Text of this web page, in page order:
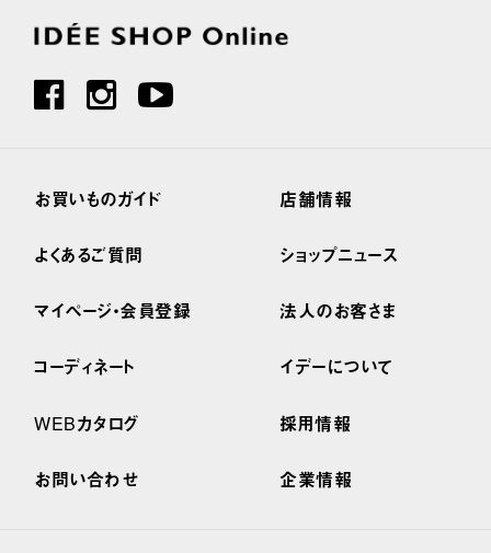
お買いものガイド
よくあるご質問
マイページ・会員登録
コーディネート
WEBカタログ
お問い合わせ
店舗情報
ショップニュース
法人のお客さま
イデーについて
採用情報
企業情報